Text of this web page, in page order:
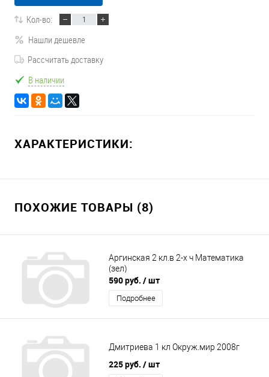
Кол-во:
Нашли дешевле
Рассчитать доставку
В наличии
ХАРАКТЕРИСТИКИ:
ПОХОЖИЕ ТОВАРЫ (8)
Аргинская 2 кл.в 2-х ч Математика
(зел)
590 руб. / шт
Подробнее
Дмитриева 1 кл Окруж.мир 2008г
225 руб. / шт